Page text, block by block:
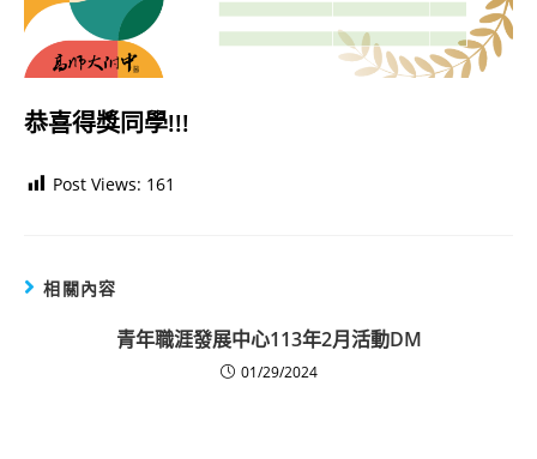
恭喜得獎同學!!!
Post Views: 161
相關內容
青年職涯發展中心113年2月活動DM
01/29/2024